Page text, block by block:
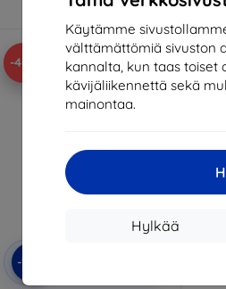
Käytämme
välttämättömiä sivuston
kannalta, kun taas
kävijäliikennettä sekä
mainontaa.
Hylkää
Varastossa > 5 kpl
-46%
-10%